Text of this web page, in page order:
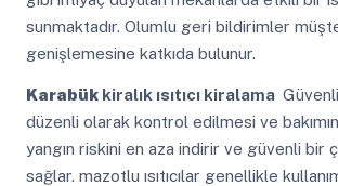
sunmaktadır. Olumlu geri bildirimler
genişlemesine katkıda bulunur.
Karabükkiralık ısıtıcı kiralama
düzenli olarak kontrol edilmesi ve
yangın riskini en aza indirir ve güvenli bir
sağlar. mazotlu ısıtıcılar genellikle